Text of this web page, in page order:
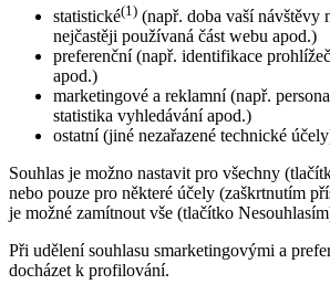
statistické(1) (např. doba vaší návštěvy
nejčastěji používaná část webu apod.)
preferenční (např. identifikace
apod.)
marketingové a reklamní (např.
statistika vyhledávání apod.)
ostatní (jiné nezařazené technické
Souhlas je možno nastavit pro všechny
nebo pouze pro některé účely (zaškrtnutím
je možné zamítnout vše (tlačítko
Při udělení souhlasu smarketingovými a
docházet k profilování.